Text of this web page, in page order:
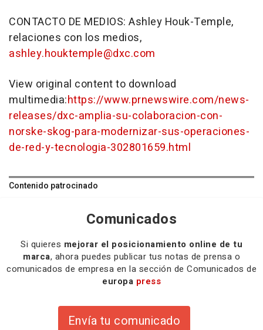
CONTACTO DE MEDIOS: Ashley Houk-Temple,
relaciones con los medios,
ashley.houktemple@dxc.com
View original content to download
multimedia:https://www.prnewswire.com/news-
releases/dxc-amplia-su-colaboracion-con-
norske-skog-para-modernizar-sus-operaciones-
de-red-y-tecnologia-302801659.html
Contenido patrocinado
Comunicados
Si quieres mejorar el posicionamiento online de tu
marca, ahora puedes publicar tus notas de prensa o
comunicados de empresa en la sección de Comunicados de
europa press
Envía tu comunicado